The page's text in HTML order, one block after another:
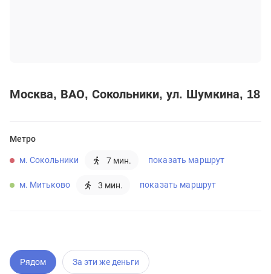
Москва ВАО Сокольники ул. Шумкина, 18
Метро
м. Сокольники 7 мин. показать маршрут
м. Митьково 3 мин. показать маршрут
Рядом За эти же деньги